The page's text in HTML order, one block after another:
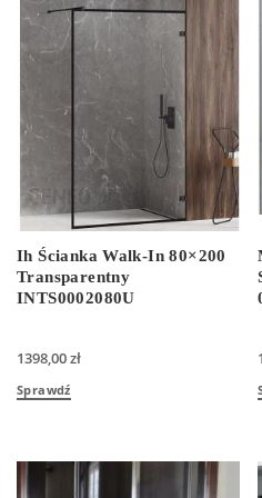
Ih Ścianka Walk-In 80×200
Transparentny
INTS0002080U
1398,00zł
Sprawdź